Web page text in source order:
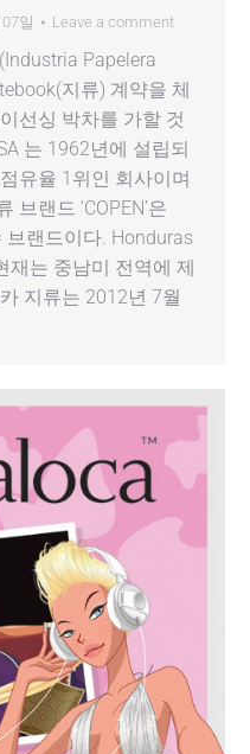
일 Leave a comment
Papelera
지류) 계약을 체
선싱 박차를 가할 것
는 1962년에 설립되
유율 1위인 회사이며
브랜드 ‘COPEN’은
랜드이다. Honduras
재는 중남미 전역에 제
지류는 2012년 7월